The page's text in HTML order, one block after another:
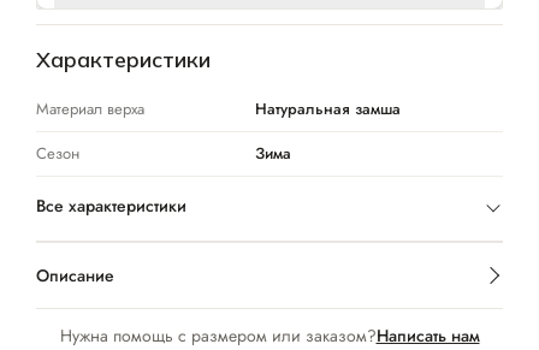
Нужна помощь с размером или заказом?Написать нам
Характеристики
Материал верха
Натуральная замша
Сезон
Зима
Все характеристики
Описание